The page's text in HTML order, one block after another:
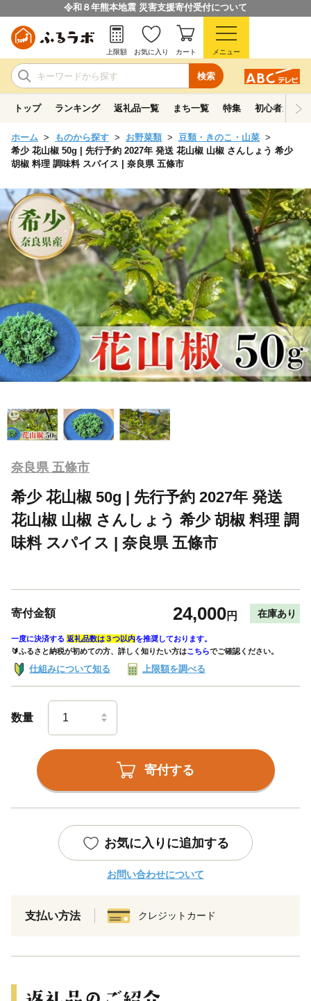
令和８年熊本地震 災害支援寄付受付について
検索
上限額 お気に入り カート メニュー
トップ ランキング 返礼品一覧 まち一覧 特集 初心者ガイド
ホーム ものから探す お野菜類
豆類・きのこ・山菜
希少 花山椒 50g | 先行予約 2027年 発送 花山椒 山椒 さんしょう 希少
胡椒 料理 調味料 スパイス | 奈良県 五條市
奈良県 五條市
希少 花山椒 50g | 先行予約 2027年 発送
花山椒 山椒 さんしょう 希少 胡椒 料理 調
味料 スパイス | 奈良県 五條市
寄付金額 24,000円 在庫あり
一度に決済する 返礼品数は３つ以内を推奨しております。
🔰ふるさと納税が初めての方、詳しく知りたい方はこちらでご確認ください。
仕組みについて知る 上限額を調べる
数量
寄付する
お気に入りに追加する
お問い合わせについて
支払い方法 クレジットカード